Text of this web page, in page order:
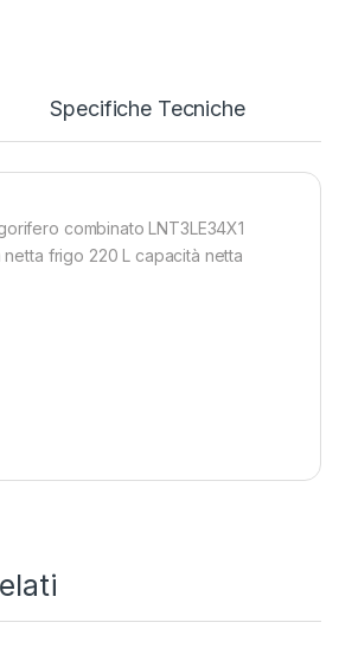
Specifiche Tecniche
combinato LNT3LE34X1
netta frigo 220 L capacità netta